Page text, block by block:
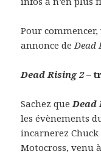
Pour
annonce de Dead
Dead Rising 2–
Sachez que Dead
les évènements
incarnerez
Motocross, venu